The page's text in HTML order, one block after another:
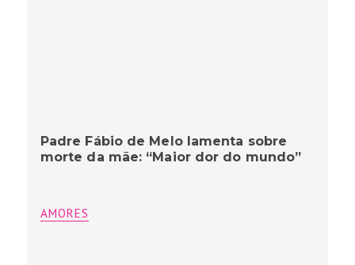
Padre Fábio de Melo lamenta sobre
morte da mãe: “Maior dor do mundo”
AMORES